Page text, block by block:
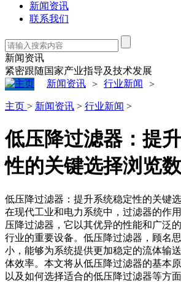
新闻资讯
联系我们
新闻资讯
紧密跟随国家产业指导及技术发展
新闻资讯 > 行业新闻 >
主页 > 新闻资讯 > 行业新闻 >
低压降过滤器：提
性的关键选择浏览数
低压降过滤器：提升系统稳定性的关键
在现代工业和电力系统中，过滤器的作
压降过滤器，它以其优异的性能和广泛
行业的重要设备。低压降过滤器，顾名
小，能够为系统提供更加稳定的流体输
体效率。本文将从低压降过滤器的基本
以及如何选择适合的低压降过滤器等方